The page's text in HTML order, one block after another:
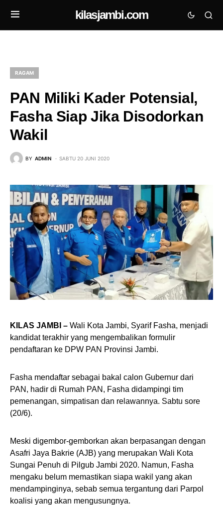
kilasjambi.com
RAGAM
PAN Miliki Kader Potensial,
Fasha Siap Jika Disodorkan
Wakil
BY ADMIN SABTU 20 JUNI 2020
KILAS JAMBI – Wali Kota Jambi, Syarif Fasha, menjadi
kandidat terakhir yang mengembalikan formulir
pendaftaran ke DPW PAN Provinsi Jambi.
Fasha mendaftar sebagai bakal calon Gubernur dari
PAN, hadir di Rumah PAN, Fasha didampingi tim
pemenangan, simpatisan dan relawannya. Sabtu sore
(20/6).
Meski digembor-gemborkan akan berpasangan dengan
Asafri Jaya Bakrie (AJB) yang merupakan Wali Kota
Sungai Penuh di Pilgub Jambi 2020. Namun, Fasha
mengaku belum memastikan siapa wakil yang akan
mendampinginya, sebab semua tergantung dari Parpol
koalisi yang akan mengusungnya.